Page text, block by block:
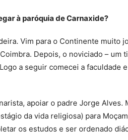
à paróquia de Carnaxide?
Vim para o Continente muito
Depois, o noviciado – um
a seguir comecei a faculdade
apoiar o padre Jorge Alves.
da vida religiosa) para
os estudos e ser ordenado